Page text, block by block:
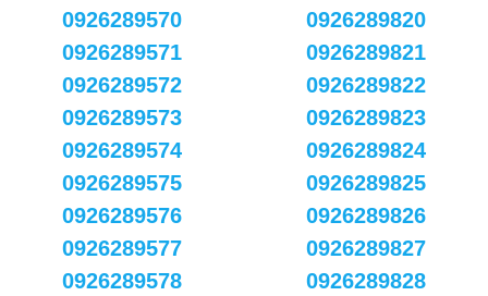
0926289570
0926289571
0926289572
0926289573
0926289574
0926289575
0926289576
0926289577
0926289578
0926289820
0926289821
0926289822
0926289823
0926289824
0926289825
0926289826
0926289827
0926289828